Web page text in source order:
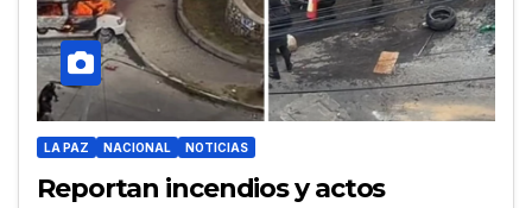
LA PAZ NACIONAL NOTICIAS
Reportan incendios y actos